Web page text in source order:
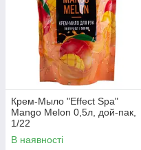
Крем-Мыло "Effect Spa"
Mango Melon 0,5л, дой-пак,
1/22
В наявності